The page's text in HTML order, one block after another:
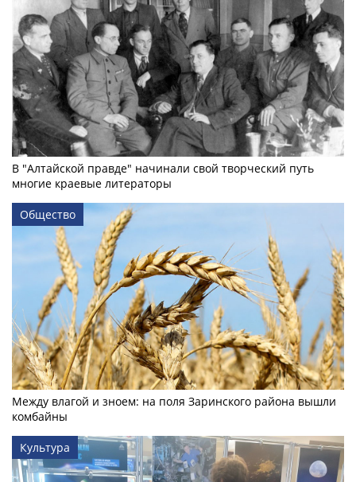
В "Алтайской правде" начинали свой творческий путь
многие краевые литераторы
Общество
Между влагой и зноем: на поля Заринского района вышли
комбайны
Культура